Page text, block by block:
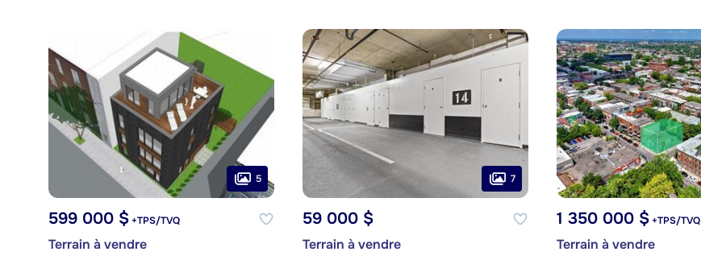
5
599 000 $+TPS/TVQ
Terrain à vendre
7
59 000 $
Terrain à vendre
1 350 000 $+TPS/TVQ
Terrain à vendre